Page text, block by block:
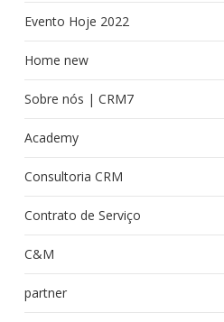
Evento Hoje 2022
Home new
Sobre nós | CRM7
Academy
Consultoria CRM
Contrato de Serviço
C&M
partner